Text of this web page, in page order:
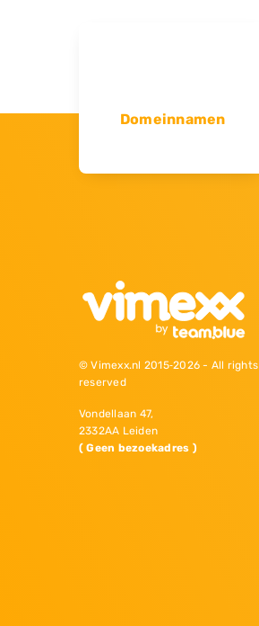
Domeinnamen
© Vimexx.nl 2015‐2026 - All rights
reserved
Vondellaan 47,
2332AA Leiden
( Geen bezoekadres )